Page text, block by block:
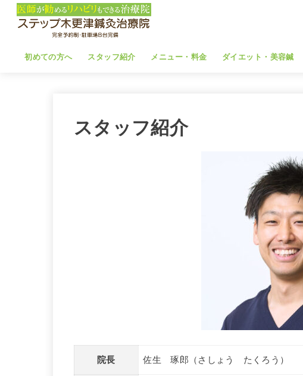
初めての方へ スタッフ紹介 メニュー・料金 ダイエット・美容鍼
スタッフ紹介
院長 佐生 琢郎（さしょう たくろう）